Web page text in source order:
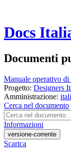
Docs
Documenti
Manuale operativo di
Progetto: Designers
Amministrazione:
Cerca nel documento
Informazioni
versione-corrente
Scarica